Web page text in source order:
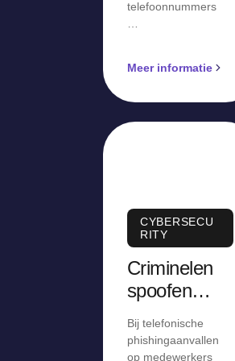
telefoonnummers
…
Meer informatie
CYBERSECU
RITY
Criminelen
spoofen
mer
Bij telefonische
phishingaanvallen
op medewerkers